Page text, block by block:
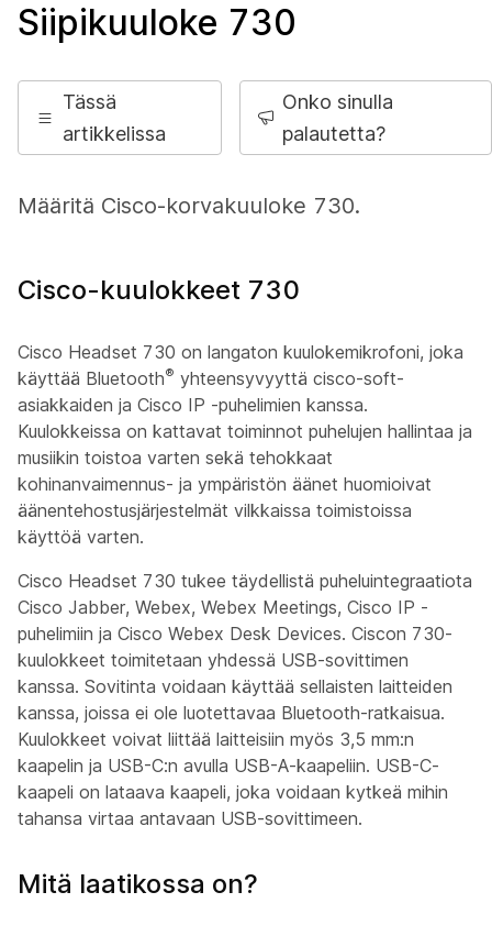
Siipikuuloke 730
Tässä
artikkelissa
Onko sinulla
palautetta?
Määritä Cisco-korvakuuloke 730.
Cisco-kuulokkeet 730
Cisco Headset 730 on langaton kuulokemikrofoni, joka
käyttää Bluetooth® yhteensyvyyttä cisco-soft-
asiakkaiden ja Cisco IP -puhelimien kanssa.
Kuulokkeissa on kattavat toiminnot puhelujen hallintaa ja
musiikin toistoa varten sekä tehokkaat
kohinanvaimennus- ja ympäristön äänet huomioivat
äänentehostusjärjestelmät vilkkaissa toimistoissa
käyttöä varten.
Cisco Headset 730 tukee täydellistä puheluintegraatiota
Cisco Jabber, Webex, Webex Meetings, Cisco IP -
puhelimiin ja Cisco Webex Desk Devices. Ciscon 730-
kuulokkeet toimitetaan yhdessä USB-sovittimen
kanssa. Sovitinta voidaan käyttää sellaisten laitteiden
kanssa, joissa ei ole luotettavaa Bluetooth-ratkaisua.
Kuulokkeet voivat liittää laitteisiin myös 3,5 mm:n
kaapelin ja USB-C:n avulla USB-A-kaapeliin. USB-C-
kaapeli on lataava kaapeli, joka voidaan kytkeä mihin
tahansa virtaa antavaan USB-sovittimeen.
Mitä laatikossa on?